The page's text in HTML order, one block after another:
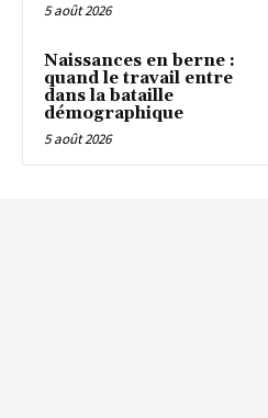
5 août 2026
Naissances en berne :
quand le travail entre
dans la bataille
démographique
5 août 2026